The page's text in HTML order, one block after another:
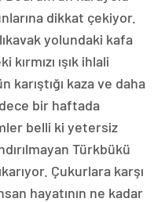
dikkat çekiyor.
yolundaki kafa
ışık ihlali
karıştığı kaza ve daha
bir haftada
belli ki yetersiz
Türkbükü
Çukurlara karşı
hayatının ne kadar